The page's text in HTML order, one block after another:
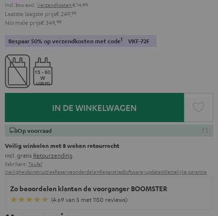
Incl. btwexcl. Verzendkosten € 14,99
Laatste laagste prijs€ 249, 99
Normale prijs€ 349, 99
Bespaar 50% op verzendkosten met code1 VKF-72F
IN DE WINKELWAGEN
Op voorraad
Veilig winkelen met 8 weken retourrecht
incl. gratis Retourzending
Fabrikant: Teufel
VeiligheidsinstructiesReserveonderdelenReparatiesSoftware-updatesWettelijke garantie
Zo beoordelen klanten de voorganger BOOMSTER
(4.69 van 5 met 1150 reviews)